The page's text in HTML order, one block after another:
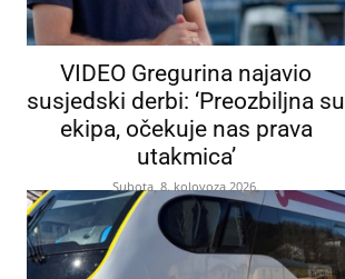
VIDEO Gregurina najavio
susjedski derbi: ‘Preozbiljna su
ekipa, očekuje nas prava
utakmica’
Subota, 8. kolovoza 2026.